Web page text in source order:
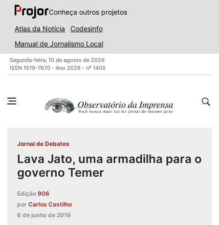
Conheça outros projetos
Atlas da Notícia
Codesinfo
Manual de Jornalismo Local
Segunda-feira, 10 de agosto de 2026
ISSN 1519-7670 - Ano 2026 - nº 1400
Jornal de Debates
Lava Jato, uma armadilha para o
governo Temer
Edição 906
por Carlos Castilho
6 de junho de 2016